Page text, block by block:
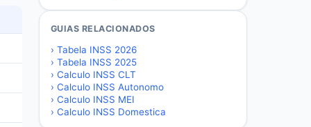
GUIAS RELACIONADOS
› Tabela INSS 2026
› Tabela INSS 2025
› Calculo INSS CLT
› Calculo INSS Autonomo
› Calculo INSS MEI
› Calculo INSS Domestica